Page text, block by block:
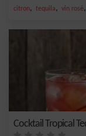
citron, tequila, vin rosé,
Cocktail Tropical